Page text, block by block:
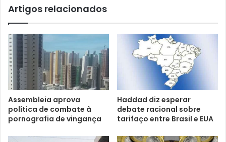
Artigos relacionados
Assembleia aprova
política de combate à
pornografia de vingança
Haddad diz esperar
debate racional sobre
tarifaço entre Brasil e EUA